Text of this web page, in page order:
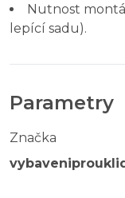
Nutnost
lepící sadu).
Parametry
Značka